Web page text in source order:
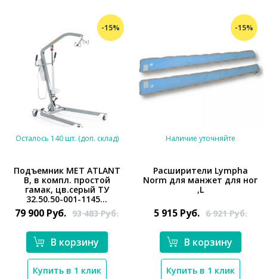
-15%
Осталось 140 шт. (доп. склад)
Подъемник MET ATLANT
B, в компл. простой
гамак, цв.серый ТУ
32.50.50-001-1145...
79 900 Руб. 93 483Руб.
В корзину
Купить в 1 клик
-15%
Наличие уточняйте
Расширители Lympha
Norm для манжет для ног
,L
5 915 Руб. 6 921Руб.
В корзину
Купить в 1 клик